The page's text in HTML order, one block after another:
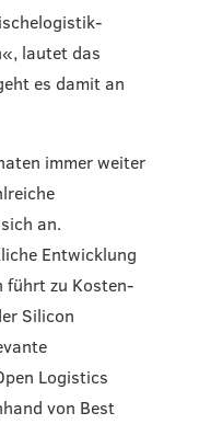
lautet das
es damit an
immer weiter
an.
Entwicklung
führt zu Kosten-
Silicon
Logistics
von Best